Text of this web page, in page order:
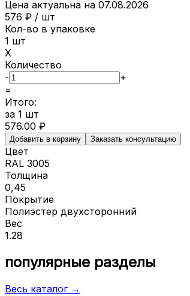
Цена актуальна на 07.08.2026
576 ₽ / шт
Кол-во в упаковке
1 шт
X
Количество
-
+
=
Итого:
за 1 шт
576.00 ₽
Добавить в корзину Заказать консультацию
Цвет
RAL 3005
Толщина
0,45
Покрытие
Полиэстер двухсторонний
Вес
1.28
популярные разделы
Весь каталог →